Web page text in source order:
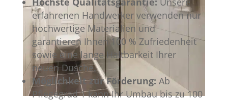
erfahrenen Handwerker verwenden nur
hochwertige Materialien und
garantieren Ihnen 100 % Zufriedenheit
sowie eine lange Haltbarkeit Ihrer
neuen Dusche.
Möglichkeit zur Förderung: Ab
Pflegegrad 1 kann Ihr Umbau bis zu 100